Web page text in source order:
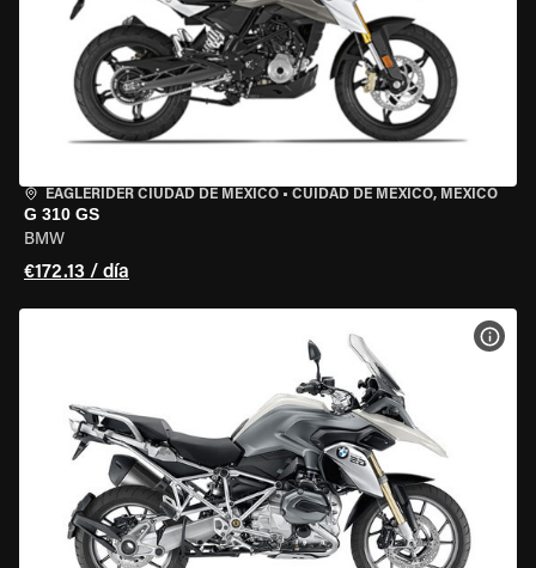
EAGLERIDER CIUDAD DE MÉXICO • CUIDAD DE MEXICO, MEXICO
G 310 GS
BMW
€172.13 / día
VER